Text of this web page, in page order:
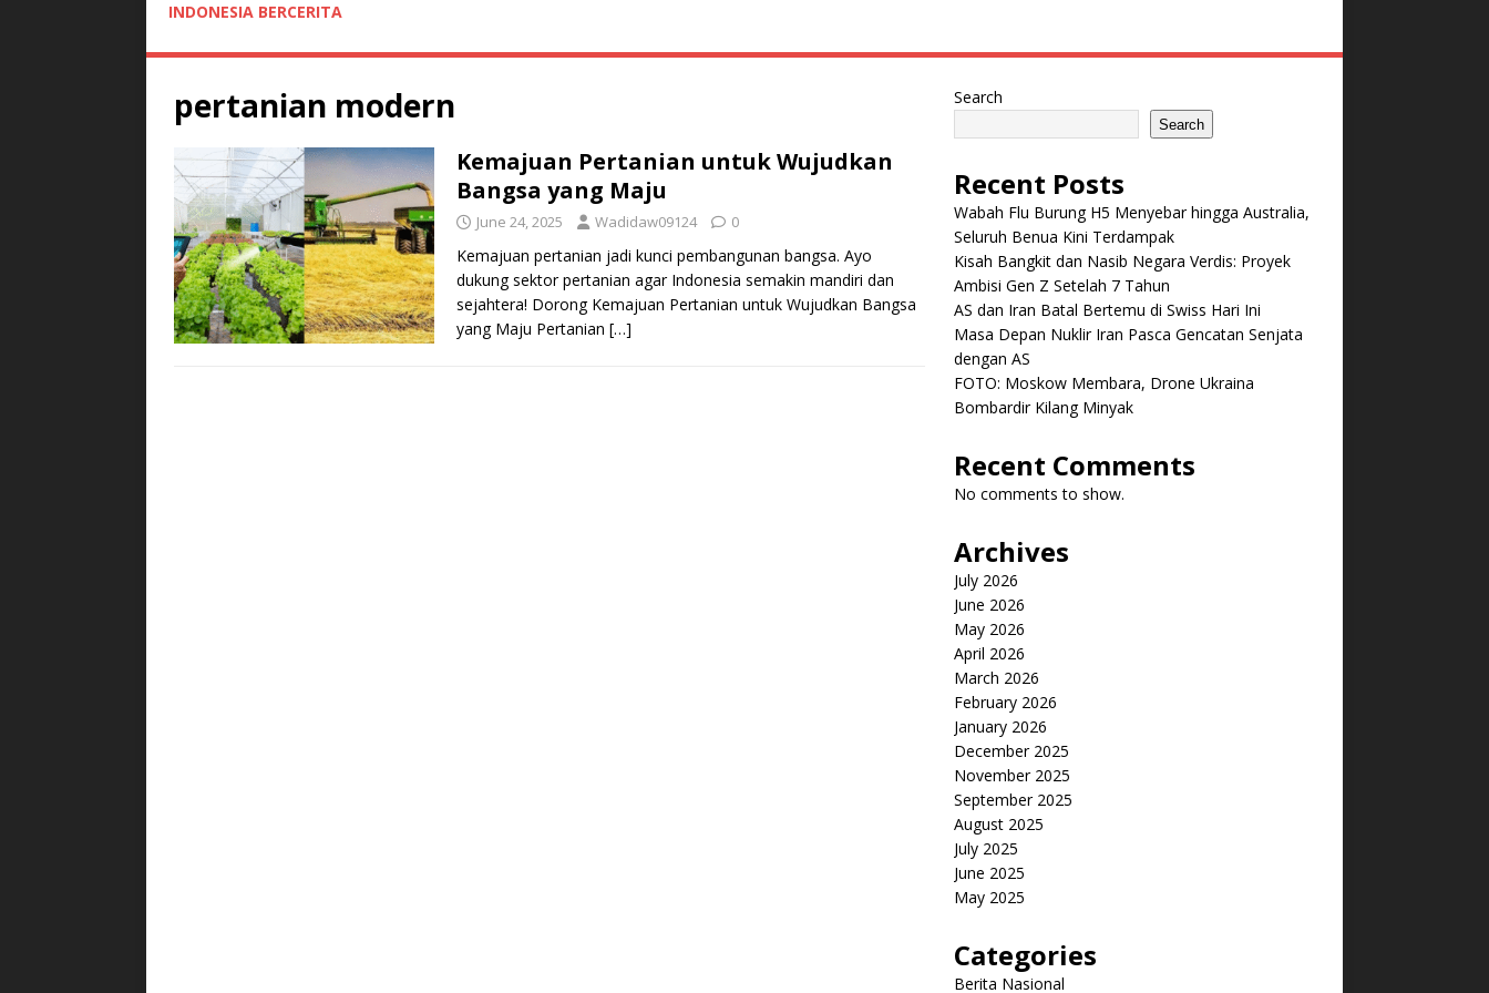
INDONESIA BERCERITA
pertanian modern
Kemajuan Pertanian untuk Wujudkan
Bangsa yang Maju
June 24, 2025 Wadidaw09124 0
Kemajuan pertanian jadi kunci pembangunan bangsa. Ayo
dukung sektor pertanian agar Indonesia semakin mandiri dan
sejahtera! Dorong Kemajuan Pertanian untuk Wujudkan Bangsa
yang Maju Pertanian […]
Search
Search
Recent Posts
Wabah Flu Burung H5 Menyebar hingga Australia,
Seluruh Benua Kini Terdampak
Kisah Bangkit dan Nasib Negara Verdis: Proyek
Ambisi Gen Z Setelah 7 Tahun
AS dan Iran Batal Bertemu di Swiss Hari Ini
Masa Depan Nuklir Iran Pasca Gencatan Senjata
dengan AS
FOTO: Moskow Membara, Drone Ukraina
Bombardir Kilang Minyak
Recent Comments
No comments to show.
Archives
July 2026
June 2026
May 2026
April 2026
March 2026
February 2026
January 2026
December 2025
November 2025
September 2025
August 2025
July 2025
June 2025
May 2025
Categories
Berita Nasional